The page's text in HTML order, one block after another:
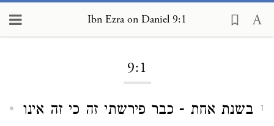
Ibn Ezra on Daniel 9:1
9:1
1
בשנת אחת - כבר פירשתי זה כי זה אינו